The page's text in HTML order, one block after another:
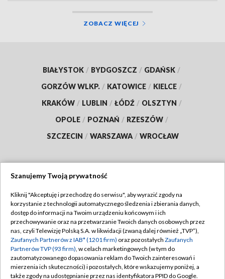
ZOBACZ WIĘCEJ
BIAŁYSTOK / BYDGOSZCZ / GDAŃSK /
GORZÓW WLKP. / KATOWICE / KIELCE /
KRAKÓW / LUBLIN / ŁÓDŹ / OLSZTYN /
OPOLE / POZNAŃ / RZESZÓW /
SZCZECIN / WARSZAWA / WROCŁAW
TVP
Abonament TVP
Emisja w TVP
Centrum informacji TVP
Naziemna Telewizja Cyfrowa
Regulamin TVP
Polityka prywatności
Moje zgody
Pomoc
Szanujemy Twoją prywatność
Kliknij "Akceptuję i przechodzę do serwisu", aby wyrazić zgody na
korzystanie z technologii automatycznego śledzenia i zbierania danych,
dostęp do informacji na Twoim urządzeniu końcowym i ich
przechowywanie oraz na przetwarzanie Twoich danych osobowych przez
nas, czyli Telewizję Polską S.A. w likwidacji (zwaną dalej również „TVP”),
Zaufanych Partnerów z IAB* (1201 firm) oraz pozostałych Zaufanych
Partnerów TVP (93 firm), w celach marketingowych (w tym do
zautomatyzowanego dopasowania reklam do Twoich zainteresowań i
mierzenia ich skuteczności) i pozostałych, które wskazujemy poniżej, a
także zgody na udostępnianie przez nas identyfikatora PPID do Google.